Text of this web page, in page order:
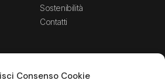
Consenso Cookie
Sostenibilità
Contatti